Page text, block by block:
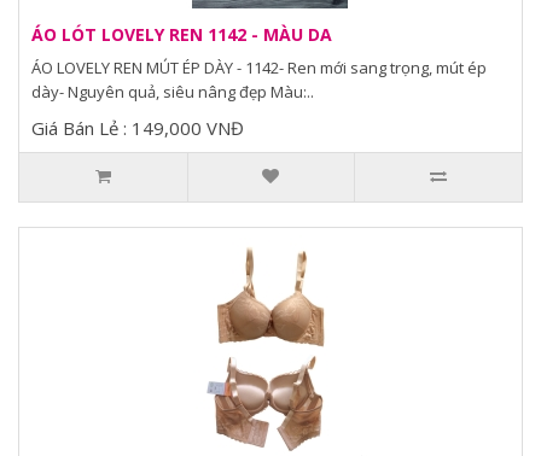
ÁO LÓT LOVELY REN 1142 - MÀU DA
ÁO LOVELY REN MÚT ÉP DÀY - 1142- Ren mới sang trọng, mút ép
dày- Nguyên quả, siêu nâng đẹp Màu:..
Giá Bán Lẻ : 149,000 VNĐ